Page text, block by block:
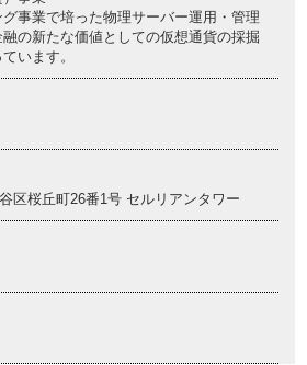
事業で培った物理サーバー運用・管理
の新たな価値としての仮想通貨の採掘
います。
区桜丘町26番1号 セルリアンタワー